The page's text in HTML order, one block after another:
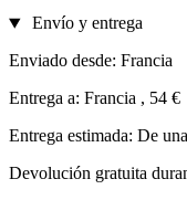
Envío y entrega
Enviado desde: Francia
Entrega a: Francia , 54 €
Entrega estimada: De
Devolución gratuita